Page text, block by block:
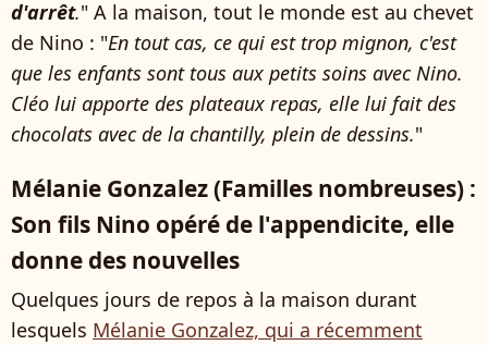
d'arrêt." A la maison, tout le monde est au chevet
de Nino : "En tout cas, ce qui est trop mignon, c'est
que les enfants sont tous aux petits soins avec Nino.
Cléo lui apporte des plateaux repas, elle lui fait des
chocolats avec de la chantilly, plein de dessins."
Mélanie Gonzalez (Familles nombreuses) :
Son fils Nino opéré de l'appendicite, elle
donne des nouvelles
Quelques jours de repos à la maison durant
lesquels Mélanie Gonzalez, qui a récemment